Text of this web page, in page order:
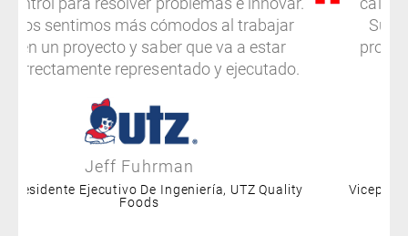
Nos sentimos más cómodos al trabajar
en un proyecto y saber que va a estar
correctamente representado y ejecutado.
Jeff Fuhrman
Ejecutivo De Ingeniería, UTZ Quality
Foods
Su